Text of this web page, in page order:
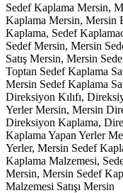
Sedef Kaplama Mersin,
Kaplama Mersin, Mersin
Kaplama, Sedef
Sedef Mersin, Mersin
Satış Mersin, Mersin
Toptan Sedef Kaplama
Mersin Sedef Kaplama
Direksiyon Kılıfı,
Yerler Mersin, Mersin
Direksiyon Kaplama,
Kaplama Yapan Yerler
Yerler, Mersin Sedef
Kaplama Malzemesi,
Mersin, Mersin Sedef
Malzemesi Satışı Mersin